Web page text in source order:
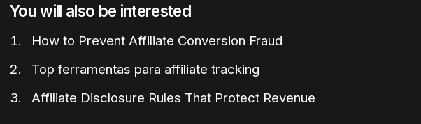
You will also be interested
How to Prevent Affiliate Conversion Fraud
Top ferramentas para affiliate tracking
Affiliate Disclosure Rules That Protect Revenue